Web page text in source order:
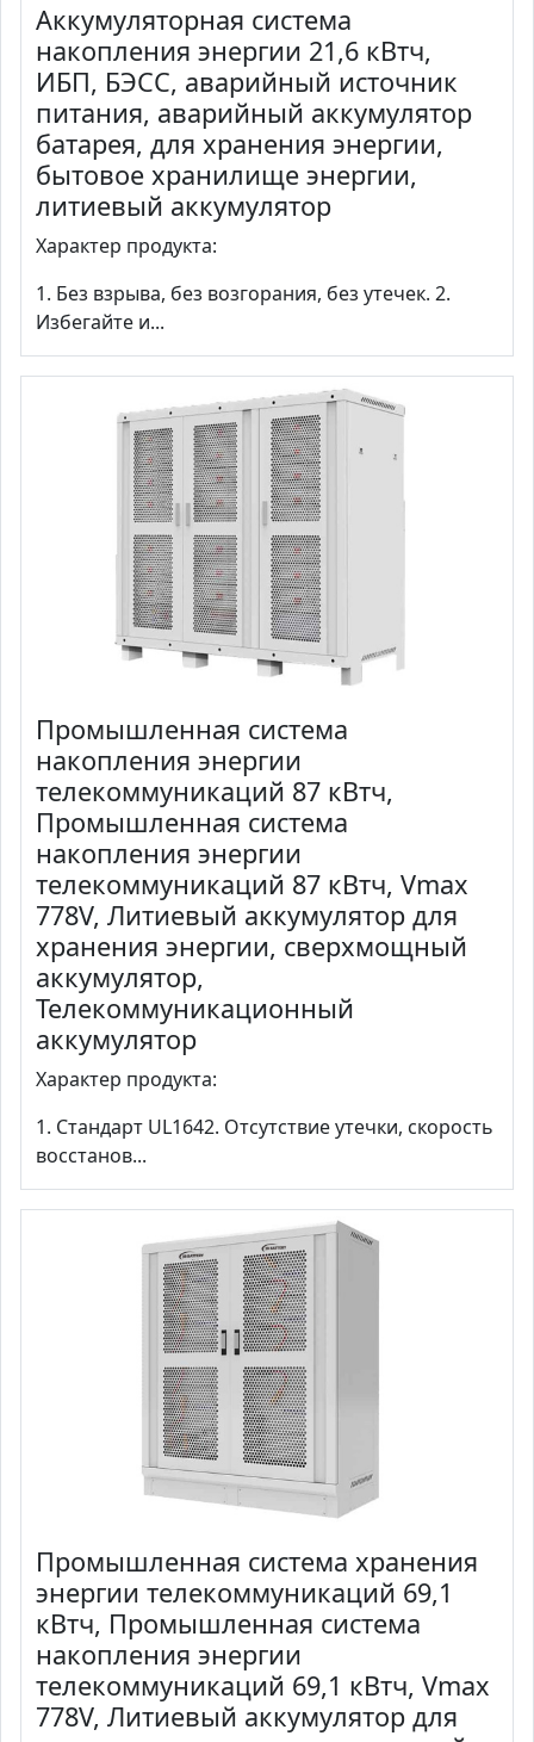
Аккумуляторная система
накопления энергии 21,6 кВтч,
ИБП, БЭСС, аварийный источник
питания, аварийный аккумулятор
батарея, для хранения энергии,
бытовое хранилище энергии,
литиевый аккумулятор
Характер продукта:
1. Без взрыва, без возгорания, без утечек. 2.
Избегайте и...
Промышленная система
накопления энергии
телекоммуникаций 87 кВтч,
Промышленная система
накопления энергии
телекоммуникаций 87 кВтч, Vmax
778V, Литиевый аккумулятор для
хранения энергии, сверхмощный
аккумулятор,
Телекоммуникационный
аккумулятор
Характер продукта:
1. Стандарт UL1642. Отсутствие утечки, скорость
восстанов...
Промышленная система хранения
энергии телекоммуникаций 69,1
кВтч, Промышленная система
накопления энергии
телекоммуникаций 69,1 кВтч, Vmax
778V, Литиевый аккумулятор для